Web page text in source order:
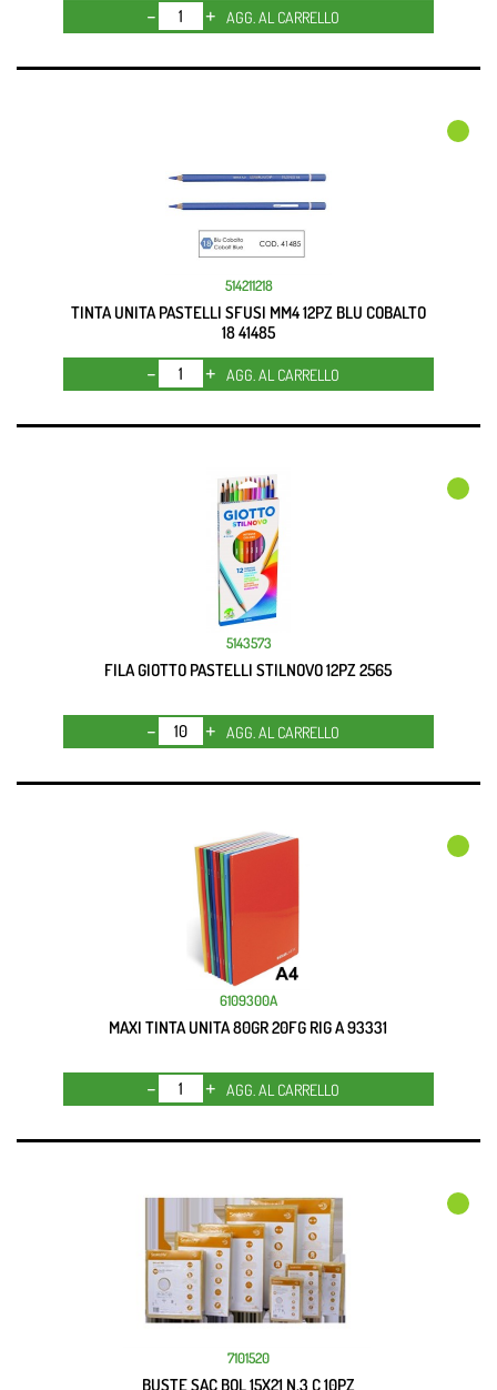
Quantità
AGG. AL CARRELLO
514211218
TINTA UNITA PASTELLI SFUSI MM4 12PZ BLU COBALTO
18 41485
Quantità
AGG. AL CARRELLO
5143573
FILA GIOTTO PASTELLI STILNOVO 12PZ 2565
Quantità
AGG. AL CARRELLO
6109300A
MAXI TINTA UNITA 80GR 20FG RIG A 93331
Quantità
AGG. AL CARRELLO
7101520
BUSTE SAC BOL 15X21 N.3 C 10PZ